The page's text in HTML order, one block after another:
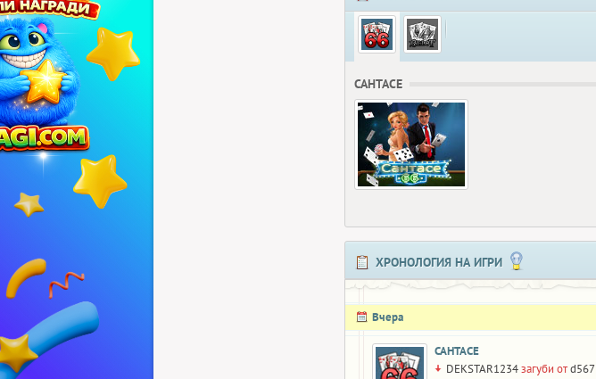
САНТАСЕ
ХРОНОЛОГИЯ НА ИГРИ
Вчера
САНТАСЕ
DEKSTAR1234загуби отd567